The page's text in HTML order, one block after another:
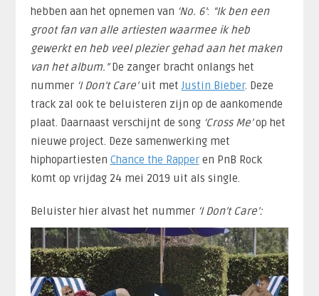
hebben aan het opnemen van ‘No. 6’: “Ik ben een
groot fan van alle artiesten waarmee ik heb
gewerkt en heb veel plezier gehad aan het maken
van het album.”De zanger bracht onlangs het
nummer ‘I Don’t Care’uit met Justin Bieber. Deze
track zal ook te beluisteren zijn op de aankomende
plaat. Daarnaast verschijnt de song ‘Cross Me’op het
nieuwe project. Deze samenwerking met
hiphopartiesten Chance the Rapperen PnB Rock
komt op vrijdag 24 mei 2019 uit als single.
Beluister hier alvast het nummer ‘I Don’t Care’: